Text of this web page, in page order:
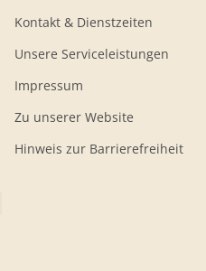
Kontakt & Dienstzeiten
Unsere Serviceleistungen
Impressum
Zu unserer Website
Hinweis zur Barrierefreiheit